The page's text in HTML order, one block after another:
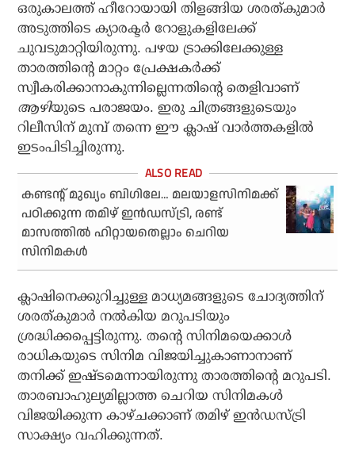
ഒരുകാലത്ത് ഹീറോയായി തിളങ്ങിയ ശരത്കുമാര്‍
അടുത്തിടെ ക്യാരക്ടര്‍ റോളുകളിലേക്ക്
ചുവടുമാറ്റിയിരുന്നു. പഴയ ട്രാക്കിലേക്കുള്ള
താരത്തിന്റെ മാറ്റം പ്രേക്ഷകര്‍ക്ക്
സ്വീകരിക്കാനാകുന്നില്ലെന്നതിന്റെ തെളിവാണ്
ആഴിയുടെ പരാജയം. ഇരു ചിത്രങ്ങളുടെയും
റിലീസിന് മുമ്പ് തന്നെ ഈ ക്ലാഷ് വാര്‍ത്തകളില്‍
ഇടംപിടിച്ചിരുന്നു.
കണ്ടന്റ് മുഖ്യം ബിഗിലേ… മലയാളസിനിമക്ക്
പഠിക്കുന്ന തമിഴ് ഇന്‍ഡസ്ട്രി, രണ്ട്
മാസത്തില്‍ ഹിറ്റായതെല്ലാം ചെറിയ
സിനിമകള്‍
ക്ലാഷിനെക്കുറിച്ചുള്ള മാധ്യമങ്ങളുടെ ചോദ്യത്തിന്
ശരത്കുമാര്‍ നല്‍കിയ മറുപടിയും
ശ്രദ്ധിക്കപ്പെട്ടിരുന്നു. തന്റെ സിനിമയെക്കാള്‍
രാധികയുടെ സിനിമ വിജയിച്ചുകാണാനാണ്
തനിക്ക് ഇഷ്ടമെന്നായിരുന്നു താരത്തിന്റെ മറുപടി.
താരബാഹുല്യമില്ലാത്ത ചെറിയ സിനിമകള്‍
വിജയിക്കുന്ന കാഴ്ചക്കാണ് തമിഴ് ഇന്‍ഡസ്ട്രി
സാക്ഷ്യം വഹിക്കുന്നത്.